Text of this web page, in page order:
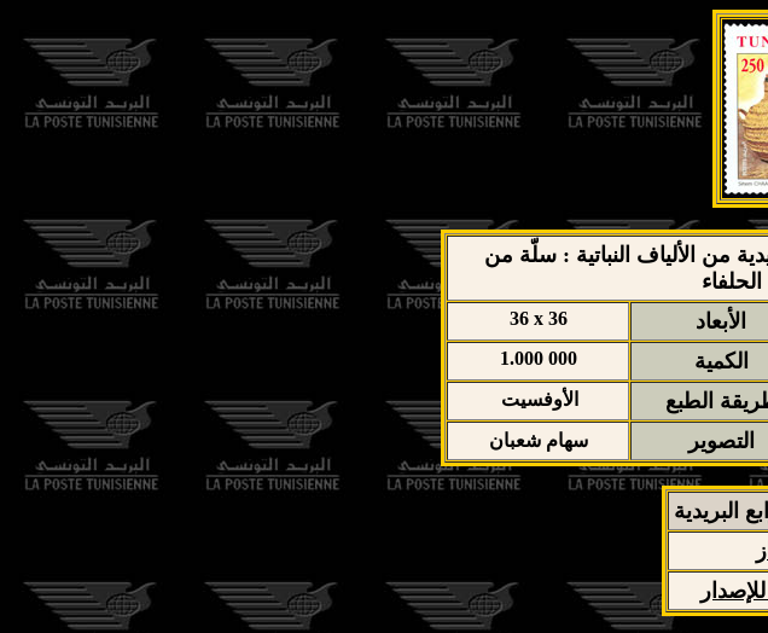
من الألياف النباتية : سلّة من
الحلفاء
36 x 36 الأبعاد
1.000 000 الكمية
الأوفسيت الطبع
سهام شعبان التصوير
البريدية